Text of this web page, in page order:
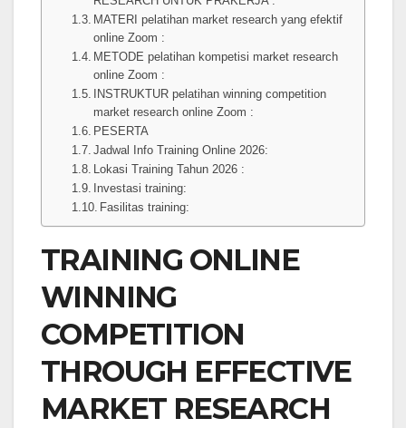
MATERI pelatihan market research yang efektif
online Zoom :
METODE pelatihan kompetisi market research
online Zoom :
INSTRUKTUR pelatihan winning competition
market research online Zoom :
PESERTA
Jadwal Info Training Online 2026:
Lokasi Training Tahun 2026 :
Investasi training:
Fasilitas training:
TRAINING ONLINE
WINNING
COMPETITION
THROUGH EFFECTIVE
MARKET RESEARCH